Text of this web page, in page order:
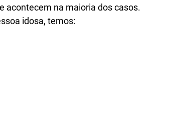
acontecem na maioria dos casos.
idosa, temos: